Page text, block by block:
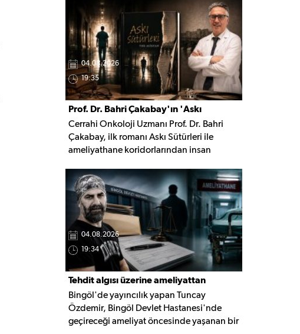
Gözünü Avrupa ve Dünya
şampiyonluklarına diken Keskin, yeni
başarılar için çalışmalarını sürdürüyor.
04.08.2026
19:35
Prof. Dr. Bahri Çakabay'ın 'Askı
Sütürleri' kitabı çıktı
Cerrahi Onkoloji Uzmanı Prof. Dr. Bahri
Çakabay, ilk romanı Askı Sütürleri ile
ameliyathane koridorlarından insan
dostluk ve yaşam üzerine kurulu çok
katmanlı bir anlatıya imza attı.
04.08.2026
19:34
Tehdit algısı üzerine ameliyattan
vazgeçti, şikâyetçi oldu
Bingöl'de yayıncılık yapan Tuncay
Özdemir, Bingöl Devlet Hastanesi'nde
geçireceği ameliyat öncesinde yaşanan bir